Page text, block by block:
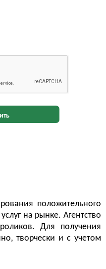
положительного
на рынке. Агентство
Для получения
творчески и с учетом